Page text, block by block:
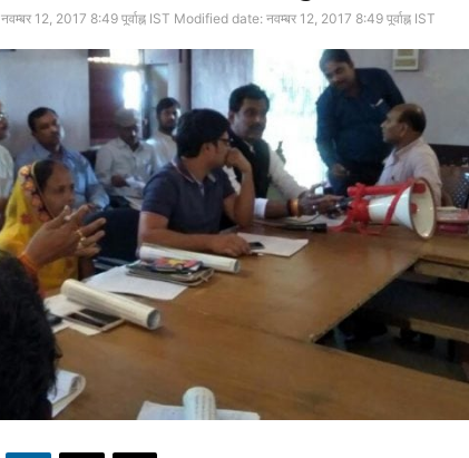
नवम्बर 12, 2017 8:49 पूर्वाह्न IST Modified date: नवम्बर 12, 2017 8:49 पूर्वाह्न IST